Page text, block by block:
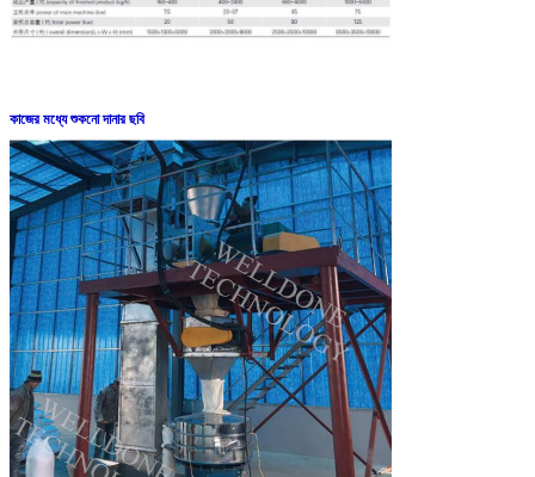
কাজের মধ্যে শুকনো দানার ছবি